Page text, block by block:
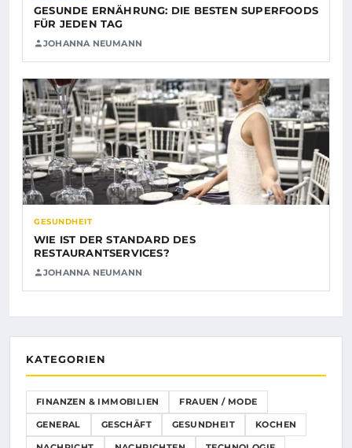
GESUNDE ERNÄHRUNG: DIE BESTEN SUPERFOODS
FÜR JEDEN TAG
JOHANNA NEUMANN
GESUNDHEIT
WIE IST DER STANDARD DES
RESTAURANTSERVICES?
JOHANNA NEUMANN
KATEGORIEN
FINANZEN & IMMOBILIEN FRAUEN / MODE
GENERAL GESCHÄFT GESUNDHEIT KOCHEN